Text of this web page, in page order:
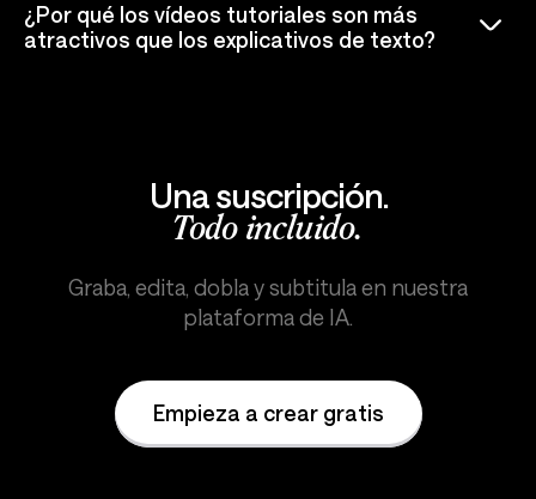
¿Por qué los vídeos tutoriales son más
atractivos que los explicativos de texto?
Una suscripción.
Todo incluido.
Graba, edita, dobla y subtitula en nuestra
plataforma de IA.
Empieza a crear gratis